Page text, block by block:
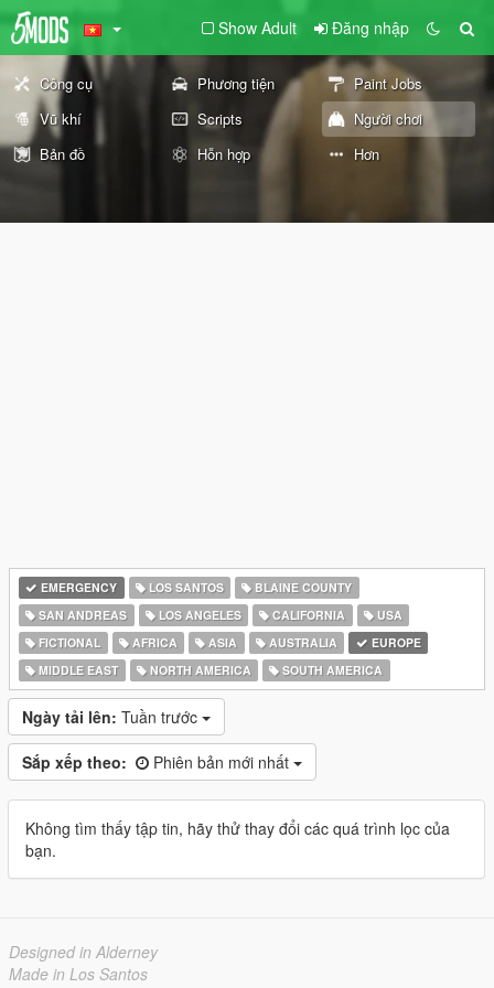
Show Adult Đăng nhập
Công cụ Phương tiện
Paint Jobs
Vũ khí
Scripts
Người chơi
Bản đồ
Hỗn hợp Hơn
EMERGENCY LOS SANTOS
BLAINE COUNTY
SAN ANDREAS
LOS ANGELES CALIFORNIA
USA
FICTIONAL
AFRICA ASIA AUSTRALIA
EUROPE
MIDDLE EAST
NORTH AMERICA SOUTH AMERICA
Ngày tải lên: Tuần trước
Sắp xếp theo: Phiên bản mới nhất
Không tìm thấy tập tin, hãy thử thay đổi các quá trình lọc của
bạn.
Designed in Alderney
Made in Los Santos